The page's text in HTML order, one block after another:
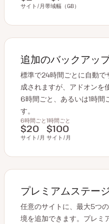
サイト/月帯域幅（GB）
追加のバックアッ
標準で24時間ごとに自動
成されますが、アドオンを
6時間ごと、あるいは1時間
す。
6時間ごと
$20
サイト/月
1時間ごと
$100
サイト/月
プレミアムステー
任意のサイトに、最大5つ
境を追加できます。プレミ